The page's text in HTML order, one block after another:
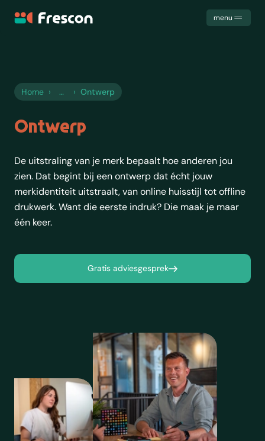
Frescon
Cases
Samenwerking
Contact
menu
Home › › Ontwerp
Ontwerp
De uitstraling van je merk bepaalt hoe anderen jou
zien. Dat begint bij een ontwerp dat écht jouw
merkidentiteit uitstraalt, van online huisstijl tot offline
drukwerk. Want die eerste indruk? Die maak je maar
één keer.
Gratis adviesgesprek